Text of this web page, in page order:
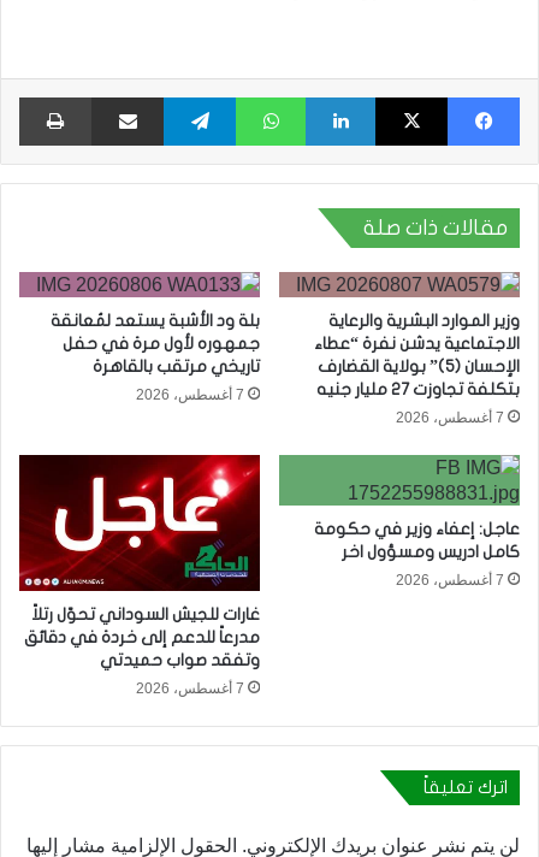
فيسبوك X لينكدإن واتساب تيلقرام مشاركة عبر البريد
مقالات ذات صلة
وزير الموارد البشرية والرعاية
الاجتماعية يدشن نفرة “عطاء
الإحسان (5)” بولاية القضارف
بتكلفة تجاوزت 27 مليار جنيه
7 أغسطس، 2026
بلة ود الأشبة يستعد لمُعانقة
جمهوره لأول مرة في حفل
تاريخي مرتقب بالقاهرة
7 أغسطس، 2026
عاجل: إعفاء وزير في حكومة
كامل ادريس ومسؤول اخر
7 أغسطس، 2026
غارات للجيش السوداني تحوّل رتلاً
مدرعاً للدعم إلى خردة في دقائق
وتفقد صواب حميدتي
7 أغسطس، 2026
اترك تعليقاً
لن يتم نشر عنوان بريدك الإلكتروني. الحقول الإلزامية مشار إليها